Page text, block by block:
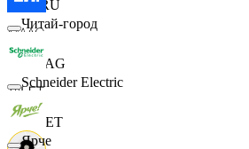
ECRU
MAAG
VILET
Читай-город
Schneider Electric
Ярче